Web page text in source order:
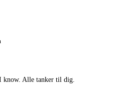
know. Alle tanker til dig.